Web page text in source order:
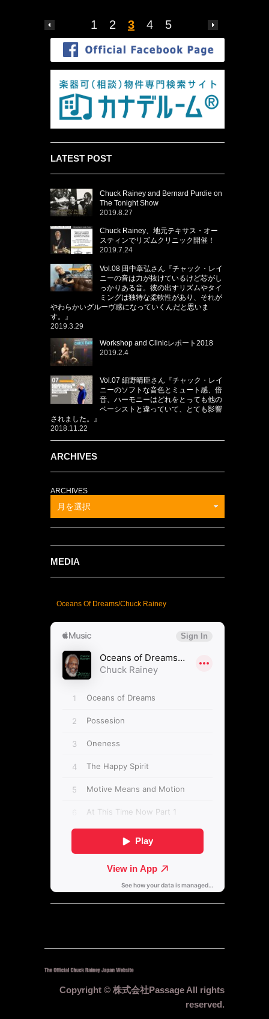
1 2 3 4 5
LATEST POST
Chuck Rainey and Bernard Purdie on
The Tonight Show
2019.8.27
Chuck Rainey、地元テキサス・オー
スティンでリズムクリニック開催！
2019.7.24
Vol.08 田中章弘さん『チャック・レイ
ニーの音は力が抜けているけど芯がし
っかりある音。彼の出すリズムやタイ
ミングは独特な柔軟性があり、それが
やわらかいグルーヴ感になっていくんだと思いま
す。』
2019.3.29
Workshop and Clinicレポート2018
2019.2.4
Vol.07 細野晴臣さん『チャック・レイ
ニーのソフトな音色とミュート感、倍
音、ハーモニーはどれをとっても他の
ベーシストと違っていて、とても影響
されました。』
2018.11.22
ARCHIVES
ARCHIVES
月を選択
MEDIA
Oceans Of Dreams/Chuck Rainey
Copyright © 株式会社Passage All rights
reserved.